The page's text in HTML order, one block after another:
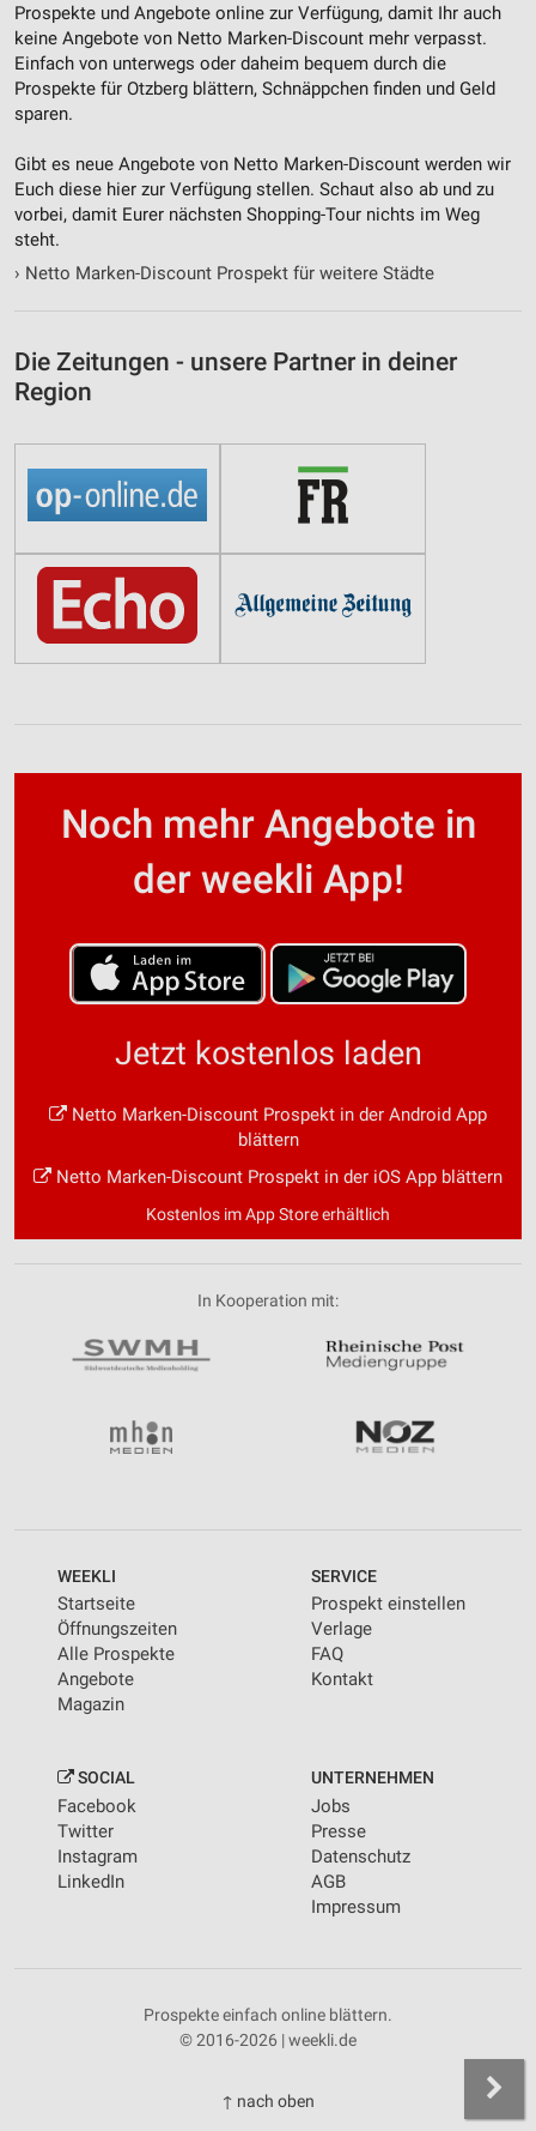
Prospekte und Angebote online zur Verfügung, damit Ihr auch
keine Angebote von Netto Marken-Discount mehr verpasst.
Einfach von unterwegs oder daheim bequem durch die
Prospekte für Otzberg blättern, Schnäppchen finden und Geld
sparen.
Gibt es neue Angebote von Netto Marken-Discount werden wir
Euch diese hier zur Verfügung stellen. Schaut also ab und zu
vorbei, damit Eurer nächsten Shopping-Tour nichts im Weg
steht.
› Netto Marken-Discount Prospekt für weitere Städte
Die Zeitungen - unsere Partner in deiner
Region
Noch mehr Angebote in
der weekli App!
Jetzt kostenlos laden
Netto Marken-Discount Prospekt in der Android App
blättern
Netto Marken-Discount Prospekt in der iOS App blättern
Kostenlos im App Store erhältlich
In Kooperation mit:
WEEKLI
Startseite
Öffnungszeiten
Alle Prospekte
Angebote
Magazin
SERVICE
Prospekt einstellen
Verlage
FAQ
Kontakt
SOCIAL
Facebook
Twitter
Instagram
LinkedIn
UNTERNEHMEN
Jobs
Presse
Datenschutz
AGB
Impressum
Prospekte einfach online blättern.
© 2016-2026 | weekli.de
↑ nach oben